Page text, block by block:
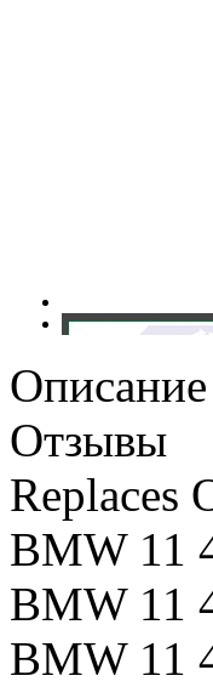
Описание
Отзывы
Replaces
BMW 11
BMW 11
BMW 11